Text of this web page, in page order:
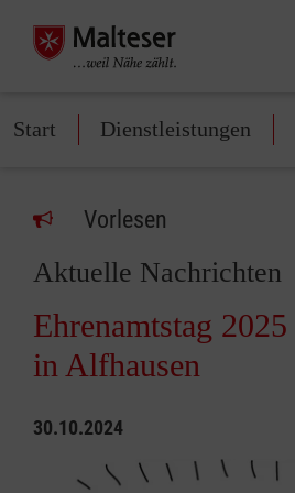
Start Dienstleistungen
Vorlesen
Aktuelle Nachrichten
Ehrenamtstag
in Alfhausen
30.10.2024